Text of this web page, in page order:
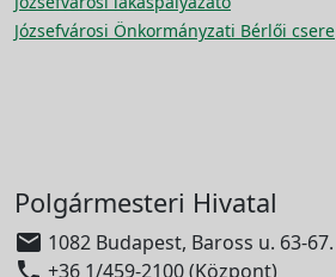
Józsefvárosi Önkormányzati Bérlői csere
Polgármesteri Hivatal
 1082 Budapest, Baross u. 63-67.
 +36 1/459-2100 (Központ)